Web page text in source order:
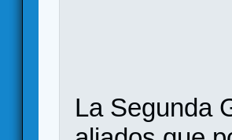
La Segunda